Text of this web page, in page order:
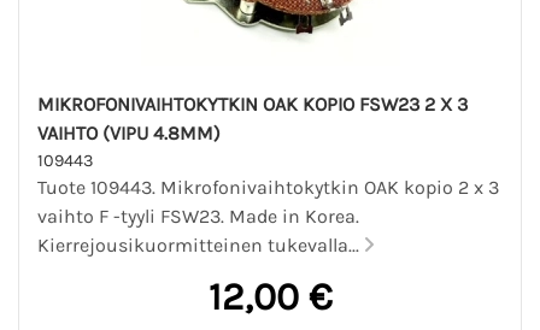
MIKROFONIVAIHTOKYTKIN OAK KOPIO FSW23 2 X 3
VAIHTO (VIPU 4.8MM)
109443
Tuote 109443. Mikrofonivaihtokytkin OAK kopio 2 x 3
vaihto F -tyyli FSW23. Made in Korea.
Kierrejousikuormitteinen tukevalla...
12,00 €